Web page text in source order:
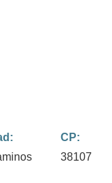
CP:
38107